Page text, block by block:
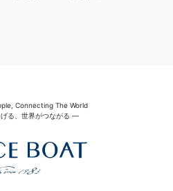
Connecting The World
る、世界がつながる ―